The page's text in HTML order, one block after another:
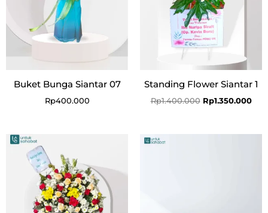
Buket Bunga Siantar 07
Rp400.000
Standing Flower Siantar 1
Rp1.400.000 Rp1.350.000